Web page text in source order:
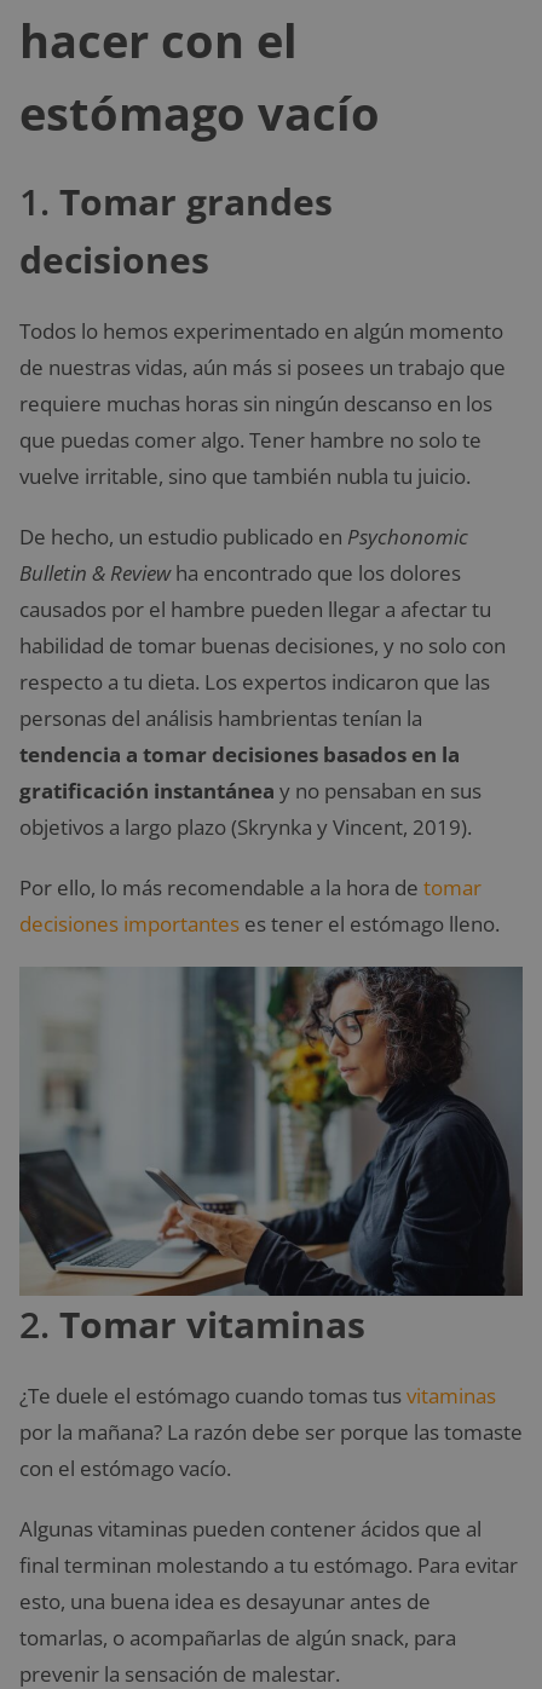
hacer con el
estómago vacío
1. Tomar grandes
decisiones
Todos lo hemos experimentado en algún momento
de nuestras vidas, aún más si posees un trabajo que
requiere muchas horas sin ningún descanso en los
que puedas comer algo. Tener hambre no solo te
vuelve irritable, sino que también nubla tu juicio.
De hecho, un estudio publicado en Psychonomic
Bulletin & Reviewha encontrado que los dolores
causados por el hambre pueden llegar a afectar tu
habilidad de tomar buenas decisiones, y no solo con
respecto a tu dieta. Los expertos indicaron que las
personas del análisis hambrientas tenían la
tendencia a tomar decisiones basados en la
gratificación instantánea y no pensaban en sus
objetivos a largo plazo (Skrynka y Vincent, 2019).
Por ello, lo más recomendable a la hora de tomar
decisiones importantes es tener el estómago lleno.
2. Tomar vitaminas
¿Te duele el estómago cuando tomas tusvitaminas
por la mañana? La razón debe ser porque las tomaste
con el estómago vacío.
Algunas vitaminas pueden contener ácidos que al
final terminan molestando a tu estómago. Para evitar
esto, una buena idea es desayunar antes de
tomarlas, o acompañarlas de algún snack, para
prevenir la sensación de malestar.